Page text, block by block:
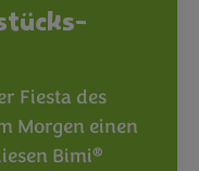
Fiesta des
Morgen einen
Bimi®